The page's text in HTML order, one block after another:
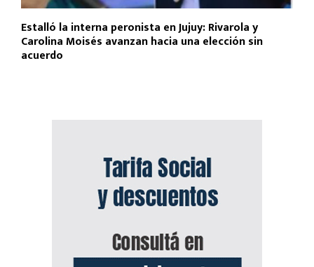
Estalló la interna peronista en Jujuy: Rivarola y
Carolina Moisés avanzan hacia una elección sin
acuerdo